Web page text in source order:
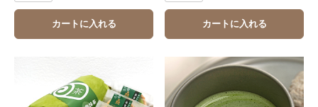
カートに入れる カートに入れる